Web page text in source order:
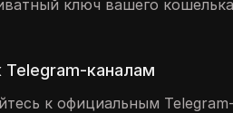
ключ вашего
Telegram-каналам
к официальным